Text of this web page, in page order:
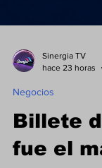
hace 23 horas
Negocios
Billete